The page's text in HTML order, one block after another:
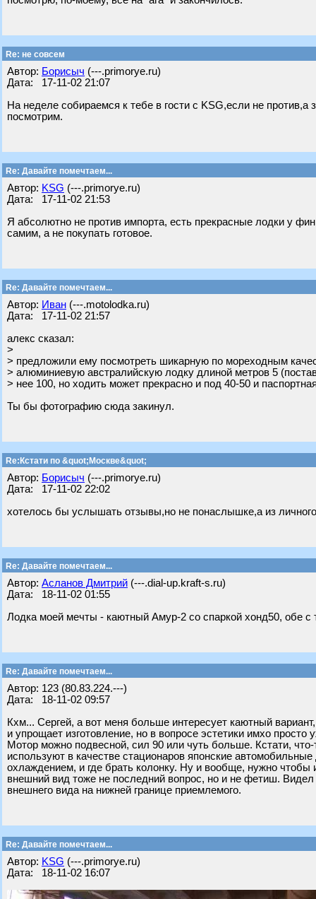
Re: не совсем
Автор: Борисыч (---.primorye.ru)
Дата: 17-11-02 21:07
На неделе собираемся к тебе в гости с KSG,если не против,а
посмотрим.
Re: Давайте помечтаем...
Автор: KSG (---.primorye.ru)
Дата: 17-11-02 21:53
Я абсолютно не против импорта, есть прекрасные лодки у
самим, а не покупать готовое.
Re: Давайте помечтаем...
Автор: Иван (---.motolodka.ru)
Дата: 17-11-02 21:57
алекс сказал:
>
> предложили ему посмотреть шикарную по мореходным
> алюминиевую австралийскую лодку длиной метров 5
> нее 100, но ходить может прекрасно и под 40-50 и
Ты бы фотографию сюда закинул.
Re:Кстати по &quot;Москве&quot;
Автор: Борисыч (---.primorye.ru)
Дата: 17-11-02 22:02
хотелось бы услышать отзывы,но не понаслышке,а из
Re: Давайте помечтаем...
Автор: Асланов Дмитрий (---.dial-up.kraft-s.ru)
Дата: 18-11-02 01:55
Лодка моей мечты - каютный Амур-2 со спаркой хонд50, обе с
Re: Давайте помечтаем...
Автор: 123 (80.83.224.---)
Дата: 18-11-02 09:57
Кхм... Сергей, а вот меня больше интересует каютный
и упрощает изготовление, но в вопросе эстетики имхо
Мотор можно подвесной, сил 90 или чуть больше. Кстати,
используют в качестве стационаров японские
охлаждением, и где брать колонку. Ну и вообще, нужно чтобы
внешний вид тоже не последний вопрос, но и не фетиш.
внешнего вида на нижней границе приемлемого.
Re: Давайте помечтаем...
Автор: KSG (---.primorye.ru)
Дата: 18-11-02 16:07